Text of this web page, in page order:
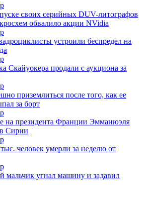
своих серийных DUV-литографов
обвалило акции NVidia
устроили беспредел на
Скайуокера продали с аукциона за
приземлиться после того, как ее
за борт
президента Франции Эмманюэля
Сирии
человек умерли за неделю от
мальчик угнал машину и задавил